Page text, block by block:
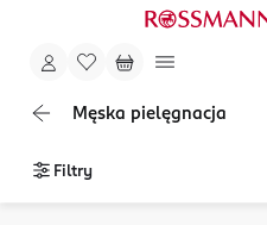
Męska pielęgnacja
Filtry